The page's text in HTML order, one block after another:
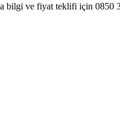
bilgi ve fiyat teklifi için